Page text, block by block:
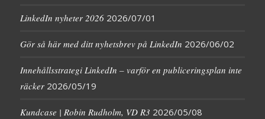
LinkedIn nyheter 2026 2026/07/01
Gör så här med ditt nyhetsbrev på LinkedIn 2026/06/02
Innehållsstrategi LinkedIn – varför en publiceringsplan inte
räcker 2026/05/19
Kundcase | Robin Rudholm, VD R3 2026/05/08